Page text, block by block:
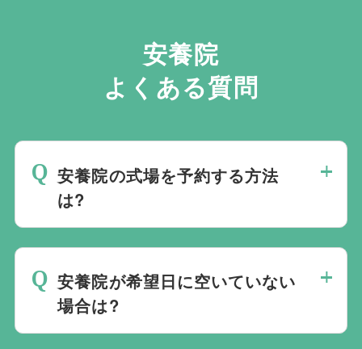
安養院
よくある質問
安養院の式場を予約する方法
は?
ご予約は葬儀社を通じたお手続きが必要で
す。万が一の際は、当社むすびすにご連絡
ください。式場のご予約はもちろん、ご搬
安養院が希望日に空いていない
場合は?